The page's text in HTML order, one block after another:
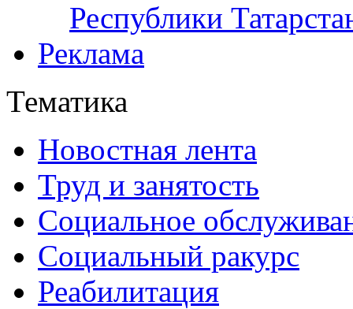
Республики
Реклама
Тематика
Новостная лента
Труд и занятость
Социальное
Социальный ракурс
Реабилитация